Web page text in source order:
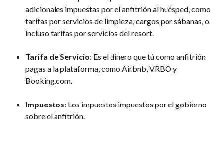
adicionales impuestas por el anfitrión al huésped, como
tarifas por servicios de limpieza, cargos por sábanas, o
incluso tarifas por servicios del resort.
Tarifa de Servicio: Es el dinero que tú como anfitrión
pagas a la plataforma, como Airbnb, VRBO y
Booking.com.
Impuestos: Los impuestos impuestos por el gobierno
sobre el anfitrión.